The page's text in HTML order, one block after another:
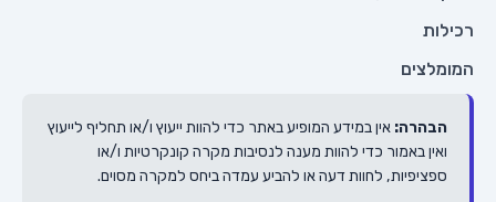
רכילות
המומלצים
הבהרה: אין במידע המופיע באתר כדי להוות ייעוץ ו/או תחליף לייעוץ
ואין באמור כדי להוות מענה לנסיבות מקרה קונקרטיות ו/או
ספציפיות, לחוות דעה או להביע עמדה ביחס למקרה מסוים.